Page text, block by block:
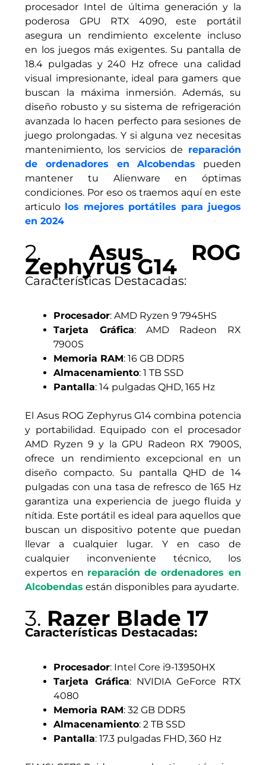
procesador Intel de última generación y la
poderosa GPU RTX 4090, este portátil
asegura un rendimiento excelente incluso
en los juegos más exigentes. Su pantalla de
18.4 pulgadas y 240 Hz ofrece una calidad
visual impresionante, ideal para gamers que
buscan la máxima inmersión. Además, su
diseño robusto y su sistema de refrigeración
avanzada lo hacen perfecto para sesiones de
juego prolongadas. Y si alguna vez necesitas
mantenimiento, los servicios de reparación
de ordenadores en Alcobendas pueden
mantener tu Alienware en óptimas
condiciones. Por eso os traemos aquí en este
articulo los mejores portátiles para juegos
en 2024
2. Asus ROG
Zephyrus G14
Características Destacadas:
Procesador: AMD Ryzen 9 7945HS
Tarjeta Gráfica: AMD Radeon RX
7900S
Memoria RAM: 16 GB DDR5
Almacenamiento: 1 TB SSD
Pantalla: 14 pulgadas QHD, 165 Hz
El Asus ROG Zephyrus G14 combina potencia
y portabilidad. Equipado con el procesador
AMD Ryzen 9 y la GPU Radeon RX 7900S,
ofrece un rendimiento excepcional en un
diseño compacto. Su pantalla QHD de 14
pulgadas con una tasa de refresco de 165 Hz
garantiza una experiencia de juego fluida y
nítida. Este portátil es ideal para aquellos que
buscan un dispositivo potente que puedan
llevar a cualquier lugar. Y en caso de
cualquier inconveniente técnico, los
expertos en reparación de ordenadores en
Alcobendas están disponibles para ayudarte.
3. Razer Blade 17
Características Destacadas:
Procesador: Intel Core i9-13950HX
Tarjeta Gráfica: NVIDIA GeForce RTX
4080
Memoria RAM: 32 GB DDR5
Almacenamiento: 2 TB SSD
Pantalla: 17.3 pulgadas FHD, 360 Hz